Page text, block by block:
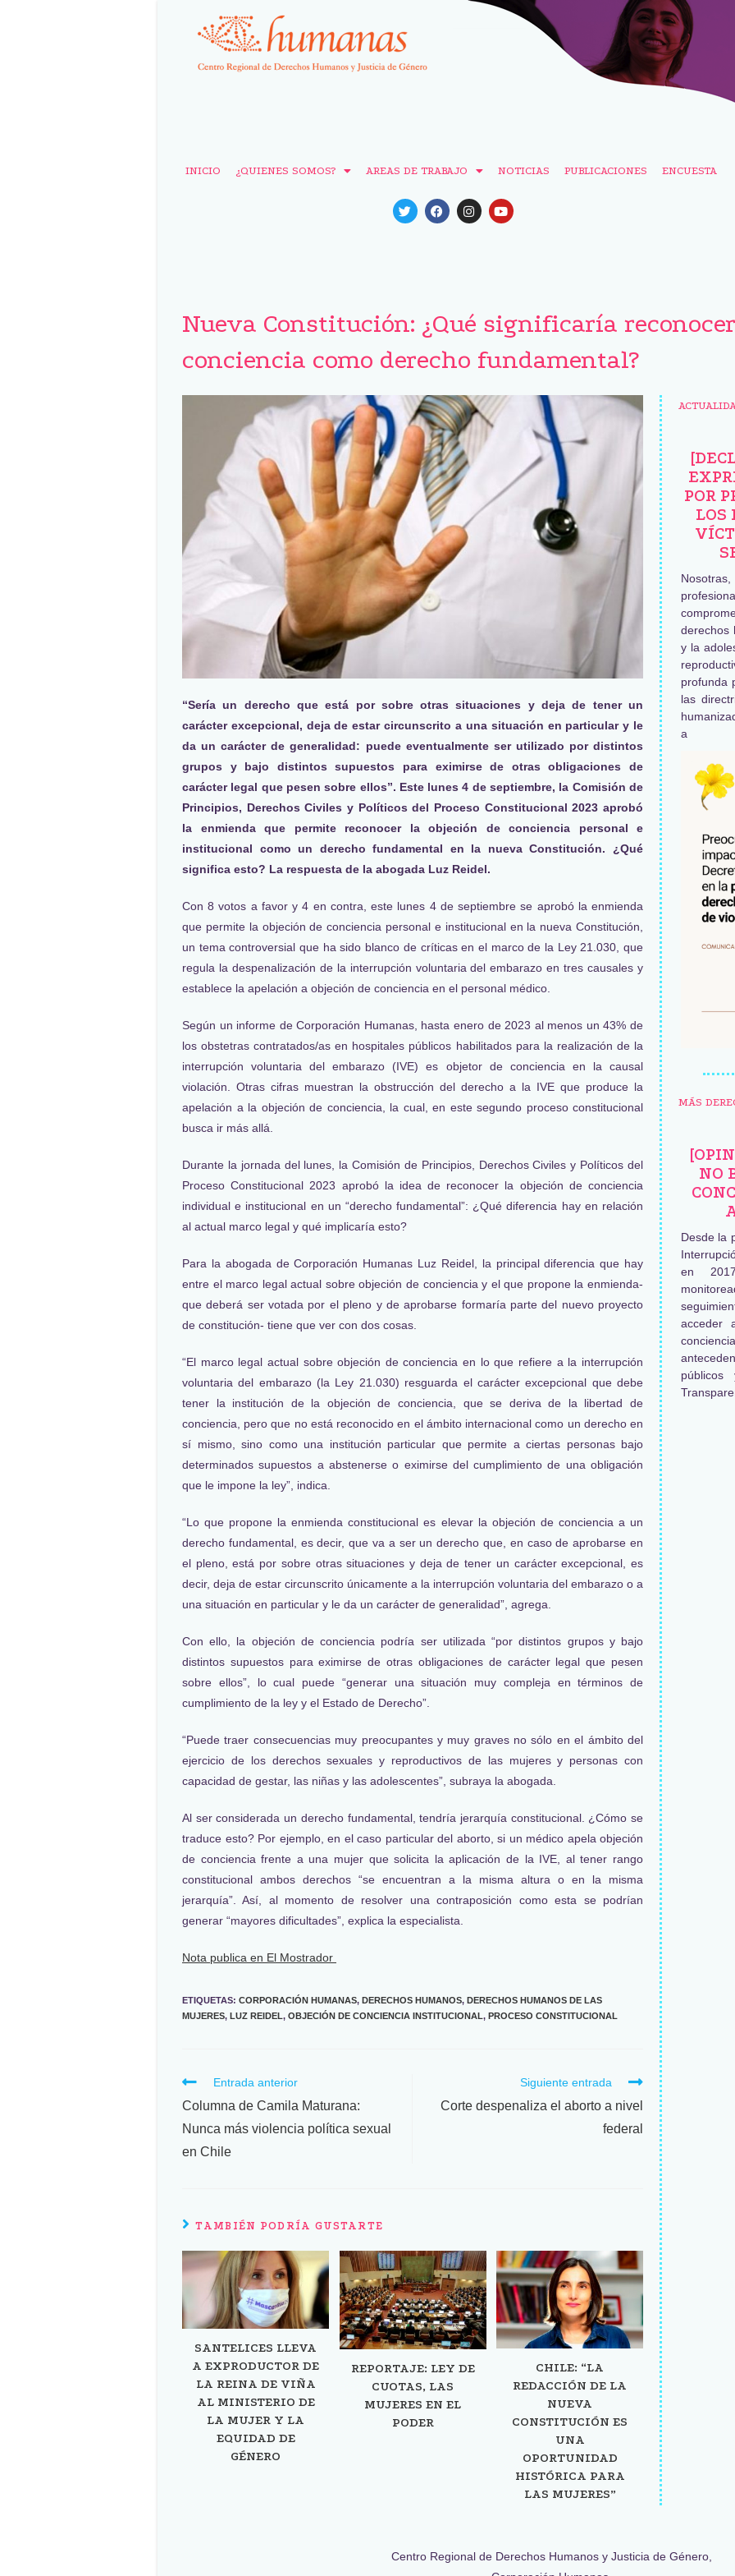
INICIO ¿QUIENES SOMOS? AREAS DE TRABAJO NOTICIAS PUBLICACIONES ENCUESTA
Nueva Constitución: ¿Qué significaría
conciencia como derecho fundamental?
“Sería un derecho que está por sobre otras situaciones y deja de tener un
carácter excepcional, deja de estar circunscrito a una situación en particular y le
da un carácter de generalidad: puede eventualmente ser utilizado por distintos
grupos y bajo distintos supuestos para eximirse de otras obligaciones de
carácter legal que pesen sobre ellos”. Este lunes 4 de septiembre, la Comisión de
Principios, Derechos Civiles y Políticos del Proceso Constitucional 2023 aprobó
la enmienda que permite reconocer la objeción de conciencia personal e
institucional como un derecho fundamental en la nueva Constitución. ¿Qué
significa esto? La respuesta de la abogada Luz Reidel.
Con 8 votos a favor y 4 en contra, este lunes 4 de septiembre se aprobó la enmienda
que permite la objeción de conciencia personal e institucional en la nueva Constitución,
un tema controversial que ha sido blanco de críticas en el marco de la Ley 21.030, que
regula la despenalización de la interrupción voluntaria del embarazo en tres causales y
establece la apelación a objeción de conciencia en el personal médico.
Según un informe de Corporación Humanas, hasta enero de 2023 al menos un 43% de
los obstetras contratados/as en hospitales públicos habilitados para la realización de la
interrupción voluntaria del embarazo (IVE) es objetor de conciencia en la causal
violación. Otras cifras muestran la obstrucción del derecho a la IVE que produce la
apelación a la objeción de conciencia, la cual, en este segundo proceso constitucional
busca ir más allá.
Durante la jornada del lunes, la Comisión de Principios, Derechos Civiles y Políticos del
Proceso Constitucional 2023 aprobó la idea de reconocer la objeción de conciencia
individual e institucional en un “derecho fundamental”: ¿Qué diferencia hay en relación
al actual marco legal y qué implicaría esto?
Para la abogada de Corporación Humanas Luz Reidel, la principal diferencia que hay
entre el marco legal actual sobre objeción de conciencia y el que propone la enmienda-
que deberá ser votada por el pleno y de aprobarse formaría parte del nuevo proyecto
de constitución- tiene que ver con dos cosas.
“El marco legal actual sobre objeción de conciencia en lo que refiere a la interrupción
voluntaria del embarazo (la Ley 21.030) resguarda el carácter excepcional que debe
tener la institución de la objeción de conciencia, que se deriva de la libertad de
conciencia, pero que no está reconocido en el ámbito internacional como un derecho en
sí mismo, sino como una institución particular que permite a ciertas personas bajo
determinados supuestos a abstenerse o eximirse del cumplimiento de una obligación
que le impone la ley”, indica.
“Lo que propone la enmienda constitucional es elevar la objeción de conciencia a un
derecho fundamental, es decir, que va a ser un derecho que, en caso de aprobarse en
el pleno, está por sobre otras situaciones y deja de tener un carácter excepcional, es
decir, deja de estar circunscrito únicamente a la interrupción voluntaria del embarazo o a
una situación en particular y le da un carácter de generalidad”, agrega.
Con ello, la objeción de conciencia podría ser utilizada “por distintos grupos y bajo
distintos supuestos para eximirse de otras obligaciones de carácter legal que pesen
sobre ellos”, lo cual puede “generar una situación muy compleja en términos de
cumplimiento de la ley y el Estado de Derecho”.
“Puede traer consecuencias muy preocupantes y muy graves no sólo en el ámbito del
ejercicio de los derechos sexuales y reproductivos de las mujeres y personas con
capacidad de gestar, las niñas y las adolescentes”, subraya la abogada.
Al ser considerada un derecho fundamental, tendría jerarquía constitucional. ¿Cómo se
traduce esto? Por ejemplo, en el caso particular del aborto, si un médico apela objeción
de conciencia frente a una mujer que solicita la aplicación de la IVE, al tener rango
constitucional ambos derechos “se encuentran a la misma altura o en la misma
jerarquía”. Así, al momento de resolver una contraposición como esta se podrían
generar “mayores dificultades”, explica la especialista.
Nota publica en El Mostrador
ETIQUETAS: CORPORACIÓN HUMANAS, DERECHOS HUMANOS, DERECHOS HUMANOS DE LAS
MUJERES, LUZ REIDEL, OBJECIÓN DE CONCIENCIA INSTITUCIONAL, PROCESO CONSTITUCIONAL
Entrada anterior
Columna de Camila Maturana:
Nunca más violencia política sexual
en Chile
Siguiente entrada
Corte despenaliza el aborto a nivel
federal
TAMBIÉN PODRÍA GUSTARTE
SANTELICES LLEVA
A EXPRODUCTOR DE
LA REINA DE VIÑA
AL MINISTERIO DE
LA MUJER Y LA
EQUIDAD DE
GÉNERO
REPORTAJE: LEY DE
CUOTAS, LAS
MUJERES EN EL
PODER
CHILE: “LA
REDACCIÓN DE LA
NUEVA
CONSTITUCIÓN ES
UNA
OPORTUNIDAD
HISTÓRICA PARA
LAS MUJERES”
POR
LOS
derechos
y la
profunda
las
a
MÁS
NO
Desde la
en
acceder
Centro Regional de Derechos Humanos y Justicia de Género,